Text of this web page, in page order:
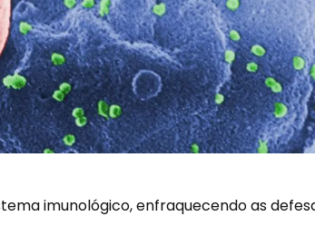
imunológico, enfraquecendo as